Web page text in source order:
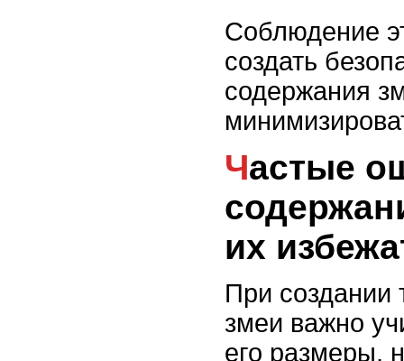
Соблюдение
создать
содержания
Частые ошибки при
их
При создании
змеи важно
его размеры,